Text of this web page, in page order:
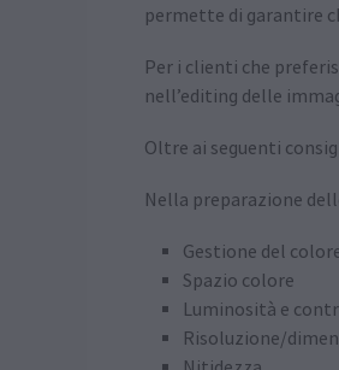
permette di garantire
Per i clienti che
nell’editing delle
Oltre ai seguenti
Nella preparazione
Gestione del
Spazio colore
Luminosità e
Risoluzione/